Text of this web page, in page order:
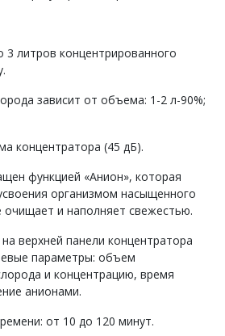
3 литров концентрированного
зависит от объема: 1-2 л-90%;
концентратора (45 дБ).
функцией «Анион», которая
организмом насыщенного
очищает и наполняет свежестью.
верхней панели концентратора
параметры: объем
и концентрацию, время
анионами.
от 10 до 120 минут.